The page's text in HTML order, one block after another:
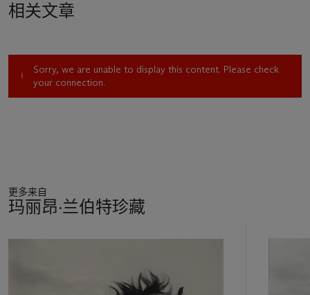
相关文章
Sorry, we are unable to display this content. Please check
your connection.
更多来自
玛丽昂·兰伯特珍藏